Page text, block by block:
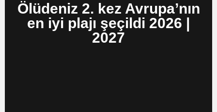
Ölüdeniz 2. kez Avrupa’nın
en iyi plajı şeçildi 2026 |
2027